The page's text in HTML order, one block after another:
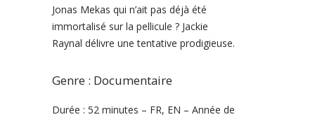
Jonas Mekas qui n’ait pas déjà été
immortalisé sur la pellicule ? Jackie
Raynal délivre une tentative prodigieuse.
Genre : Documentaire
Durée : 52 minutes – FR, EN – Année de